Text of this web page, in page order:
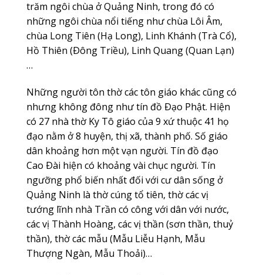
trăm ngôi chùa ở Quảng Ninh, trong đó có
những ngôi chùa nổi tiếng như chùa Lôi Âm,
chùa Long Tiên (Hạ Long), Linh Khánh (Trà Cổ),
Hồ Thiên (Ðông Triều), Linh Quang (Quan Lạn)
…
Những người tôn thờ các tôn giáo khác cũng có
nhưng không đông như tín đồ Ðạo Phật. Hiện
có 27 nhà thờ Ky Tô giáo của 9 xứ thuộc 41 họ
đạo nằm ở 8 huyện, thị xã, thành phố. Số giáo
dân khoảng hơn một vạn người. Tín đồ đạo
Cao Ðài hiện có khoảng vài chục người. Tín
ngưỡng phổ biến nhất đối với cư dân sống ở
Quảng Ninh là thờ cúng tổ tiên, thờ các vị
tướng lĩnh nhà Trần có công với dân với nước,
các vị Thành Hoàng, các vị thần (sơn thần, thuỷ
thần), thờ các mẫu (Mẫu Liễu Hạnh, Mẫu
Thượng Ngàn, Mẫu Thoải)…